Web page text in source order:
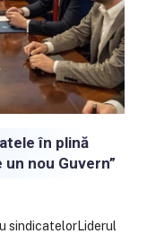
în plină
nou Guvern”
sindicatelorLiderul